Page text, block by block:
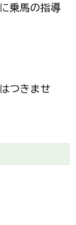
乗馬の指導
つきませ